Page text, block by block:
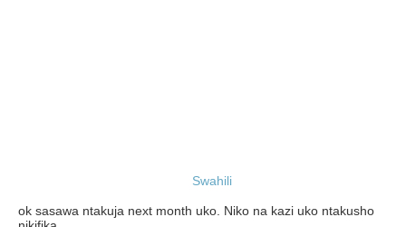
Swahili
ok sasawa ntakuja next month uko. Niko na kazi uko ntakusho